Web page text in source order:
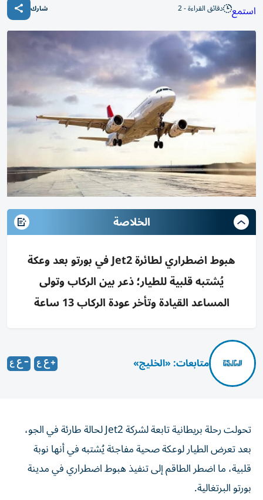
استمع دقائق القراءة - 2 شارك
الخلاصة
هبوط اضطراري لطائرة Jet2 في بورتو بعد وعكة
يُشتبه قلبية للطيار؛ ذعر بين الركاب وتولى
المساعد القيادة وتأخر عودة الركاب 13 ساعة
متابعات: «الخليج»
تحولت رحلة بريطانية تابعة لشركة Jet2 لحالة طارئة في الجو،
بعد تعرض الطيار لوعكة صحية مفاجئة يُشتبه في أنها نوبة
قلبية، ما اضطر الطاقم إلى تنفيذ هبوط اضطراري في مدينة
بورتو البرتغالية.